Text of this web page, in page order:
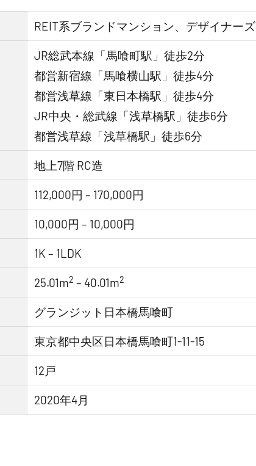
REIT系ブランドマンション、デザイナーズ
JR総武本線「馬喰町駅」徒歩2分
都営新宿線「馬喰横山駅」徒歩4分
都営浅草線「東日本橋駅」徒歩4分
JR中央・総武線「浅草橋駅」徒歩6分
都営浅草線「浅草橋駅」徒歩6分
地上7階 RC造
112,000円 – 170,000円
10,000円 – 10,000円
1K – 1LDK
25.01m2 – 40.01m2
グランジット日本橋馬喰町
東京都中央区日本橋馬喰町1-11-15
12戸
2020年4月